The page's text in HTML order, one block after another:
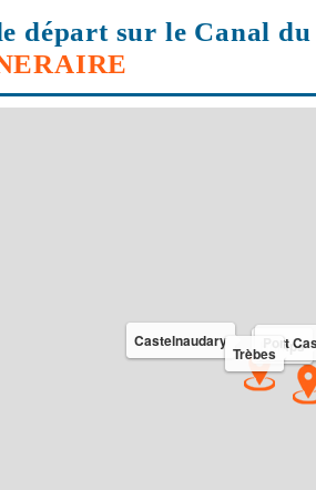
départ sur le Canal